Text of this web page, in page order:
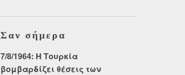
Σαν σήμερα
7/8/1964: Η Τουρκία
βομβαρδίζει θέσεις των